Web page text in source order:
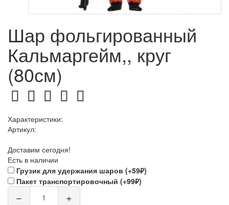
Шар фольгированный
Кальмаргейм,, круг
(80см)
Характеристики:
Артикул:
Доставим сегодня!
Есть в наличии
Грузик для удержания шаров (+59₽)
Пакет транспортировочный (+99₽)
− +